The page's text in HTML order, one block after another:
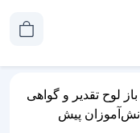
باز لوح تقدیر و گواهی
پیش